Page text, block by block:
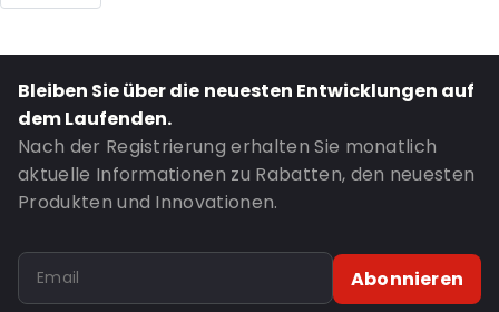
Bleiben Sie über die neuesten Entwicklungen auf
dem Laufenden.
Nach der Registrierung erhalten Sie monatlich
aktuelle Informationen zu Rabatten, den neuesten
Produkten und Innovationen.
Abonnieren